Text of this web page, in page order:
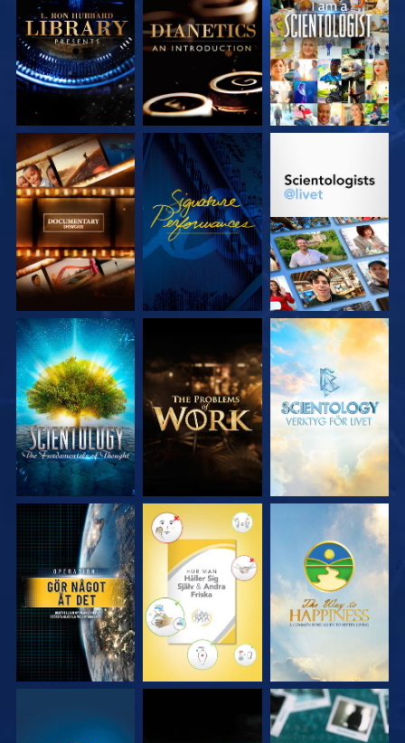
UTFORSKA
SERIEN
UTFORSKA
SERIEN
TITTA
UTFORSKA
SERIEN
TITTA
UTFORSKA
UTFORSKA
SERIEN
UTFORSKA
SERIEN
UTFORSKA
SERIEN
TITTA TITTA TITTA